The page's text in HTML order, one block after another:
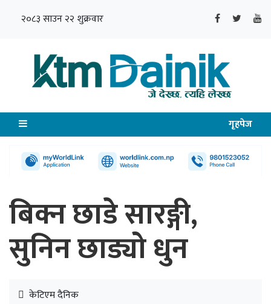
२०८३ साउन २२ शुक्रवार
गृहपेज
बिक्न छाडे सारङ्गी,
सुनिन छाड्यो धुन
केटिएम दैनिक